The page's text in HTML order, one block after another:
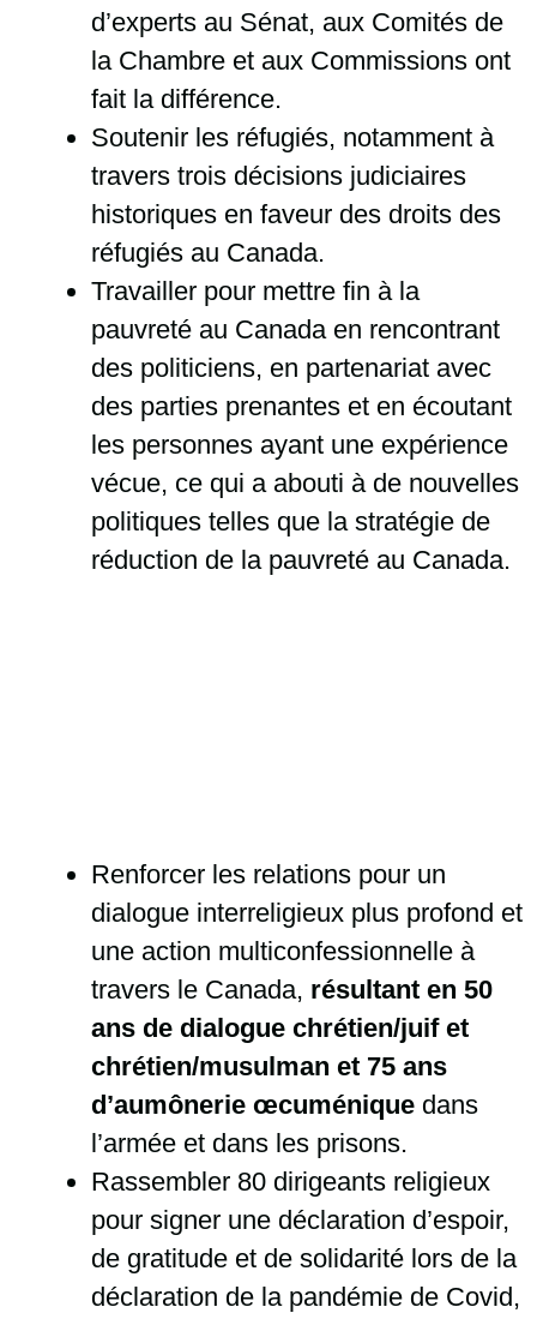
d’experts au Sénat, aux Comités de
la Chambre et aux Commissions ont
fait la différence.
Soutenir les réfugiés, notamment à
travers trois décisions judiciaires
historiques en faveur des droits des
réfugiés au Canada.
Travailler pour mettre fin à la
pauvreté au Canada en rencontrant
des politiciens, en partenariat avec
des parties prenantes et en écoutant
les personnes ayant une expérience
vécue, ce qui a abouti à de nouvelles
politiques telles que la stratégie de
réduction de la pauvreté au Canada.
Renforcer les relations pour un
dialogue interreligieux plus profond et
une action multiconfessionnelle à
travers le Canada, résultant en 50
ans de dialogue chrétien/juif et
chrétien/musulman et 75 ans
d’aumônerie œcuméniquedans
l’armée et dans les prisons.
Rassembler 80 dirigeants religieux
pour signer une déclaration d’espoir,
de gratitude et de solidarité lors de la
déclaration de la pandémie de Covid,